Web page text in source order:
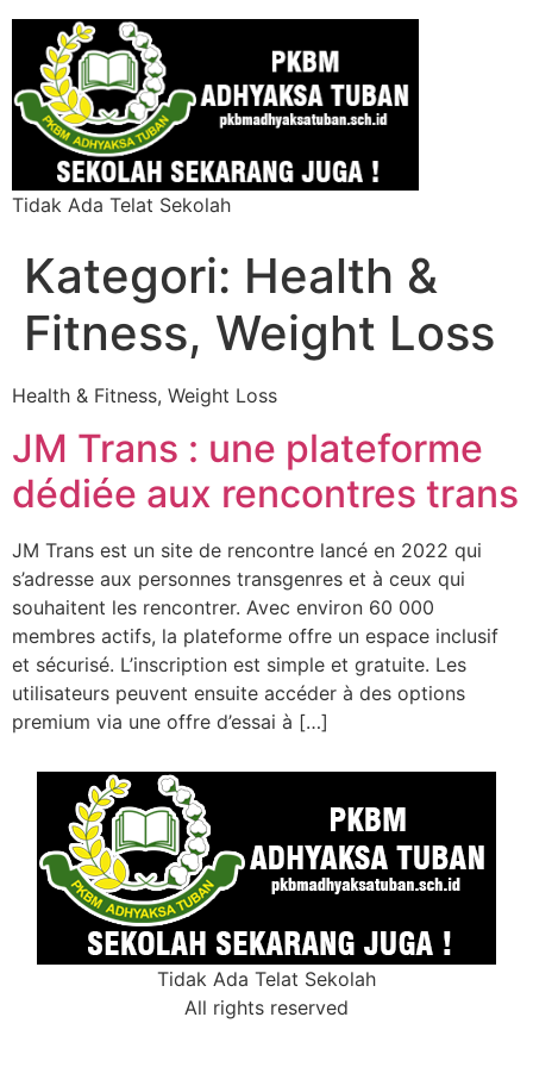
Tidak Ada Telat Sekolah
Kategori: Health &
Fitness, Weight Loss
Health & Fitness, Weight Loss
JM Trans : une plateforme
dédiée aux rencontres trans
JM Trans est un site de rencontre lancé en 2022 qui
s’adresse aux personnes transgenres et à ceux qui
souhaitent les rencontrer. Avec environ 60 000
membres actifs, la plateforme offre un espace inclusif
et sécurisé. L’inscription est simple et gratuite. Les
utilisateurs peuvent ensuite accéder à des options
premium via une offre d’essai à […]
Tidak Ada Telat Sekolah
All rights reserved